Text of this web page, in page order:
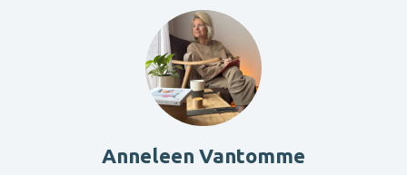
Anneleen Vantomme